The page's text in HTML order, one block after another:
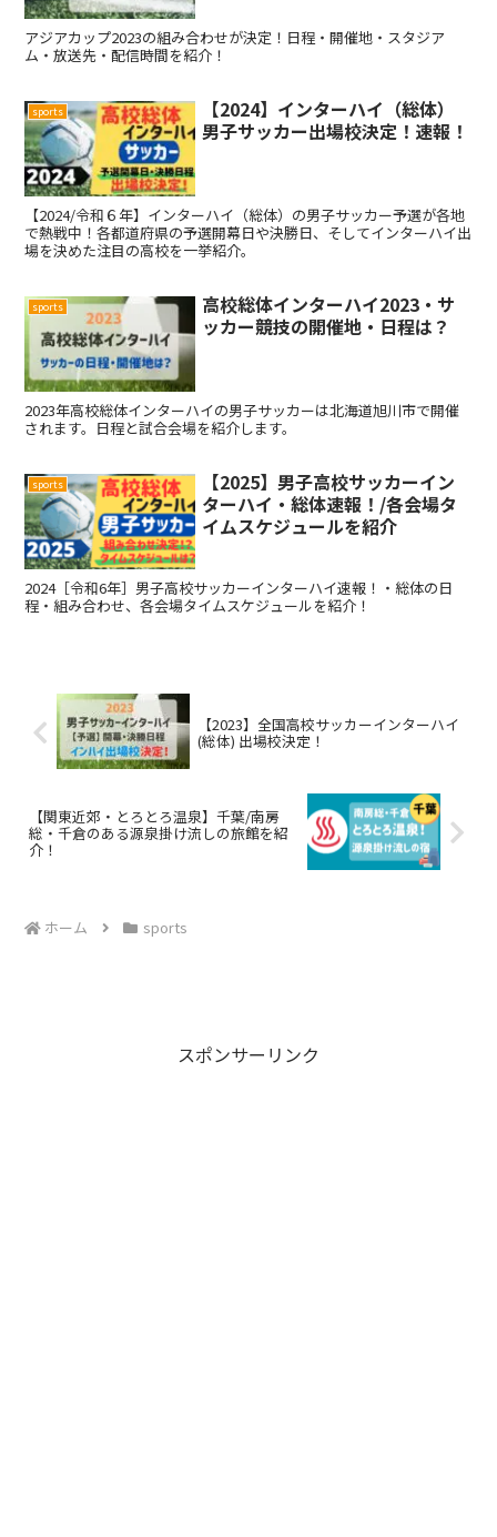
アジアカップ2023の組み合わせが決定！日程・開催地・スタジア
ム・放送先・配信時間を紹介！
sports
【2024】インターハイ（総体）
男子サッカー出場校決定！速報！
【2024/令和６年】インターハイ（総体）の男子サッカー予選が各地
で熱戦中！各都道府県の予選開幕日や決勝日、そしてインターハイ出
場を決めた注目の高校を一挙紹介。
sports
高校総体インターハイ2023・サ
ッカー競技の開催地・日程は？
2023年高校総体インターハイの男子サッカーは北海道旭川市で開催
されます。日程と試合会場を紹介します。
sports
【2025】男子高校サッカーイン
ターハイ・総体速報！/各会場タ
イムスケジュールを紹介
2024［令和6年］男子高校サッカーインターハイ速報！・総体の日
程・組み合わせ、各会場タイムスケジュールを紹介！
【2023】全国高校サッカーインターハイ
(総体) 出場校決定！
【関東近郊・とろとろ温泉】千葉/南房
総・千倉のある源泉掛け流しの旅館を紹
介！
ホーム sports
スポンサーリンク